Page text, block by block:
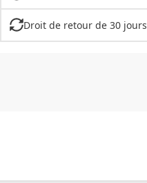
Droit de retour de 30 jours